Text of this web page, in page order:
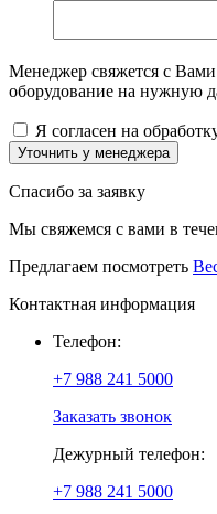
Менеджер свяжется с
оборудование на нужную
Я согласен на
Уточнить у менеджера
Спасибо за заявку
Мы свяжемся с вами в
Предлагаем посмотреть
Контактная информация
Телефон:
+7 988 241 5000
Заказать звонок
Дежурный телефон:
+7 988 241 5000